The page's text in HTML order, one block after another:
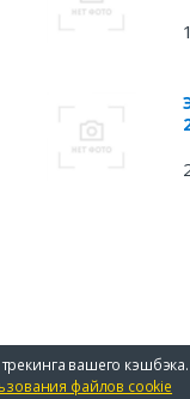
вашего кэшбэка.
файлов cookie